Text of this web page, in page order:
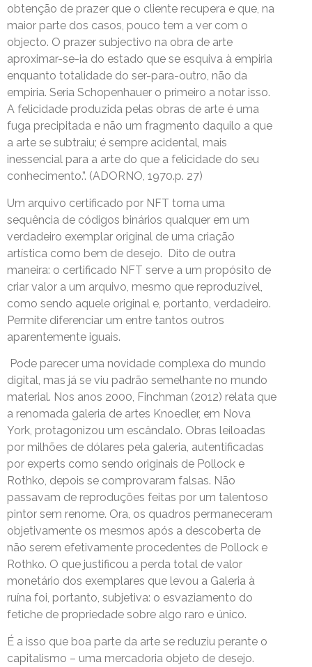
obtenção de prazer que o cliente recupera e que, na
maior parte dos casos, pouco tem a ver com o
objecto. O prazer subjectivo na obra de arte
aproximar-se-ia do estado que se esquiva à empiria
enquanto totalidade do ser-para-outro, não da
empiria. Seria Schopenhauer o primeiro a notar isso.
A felicidade produzida pelas obras de arte é uma
fuga precipitada e não um fragmento daquilo a que
a arte se subtraiu; é sempre acidental, mais
inessencial para a arte do que a felicidade do seu
conhecimento.”. (ADORNO, 1970.p. 27)
Um arquivo certificado por NFT torna uma
sequência de códigos binários qualquer em um
verdadeiro exemplar original de uma criação
artística como bem de desejo. Dito de outra
maneira: o certificado NFT serve a um propósito de
criar valor a um arquivo, mesmo que reproduzível,
como sendo aquele original e, portanto, verdadeiro.
Permite diferenciar um entre tantos outros
aparentemente iguais.
Pode parecer uma novidade complexa do mundo
digital, mas já se viu padrão semelhante no mundo
material. Nos anos 2000, Finchman (2012) relata que
a renomada galeria de artes Knoedler, em Nova
York, protagonizou um escândalo. Obras leiloadas
por milhões de dólares pela galeria, autentificadas
por experts como sendo originais de Pollock e
Rothko, depois se comprovaram falsas. Não
passavam de reproduções feitas por um talentoso
pintor sem renome. Ora, os quadros permaneceram
objetivamente os mesmos após a descoberta de
não serem efetivamente procedentes de Pollock e
Rothko. O que justificou a perda total de valor
monetário dos exemplares que levou a Galeria à
ruína foi, portanto, subjetiva: o esvaziamento do
fetiche de propriedade sobre algo raro e único.
É a isso que boa parte da arte se reduziu perante o
capitalismo – uma mercadoria objeto de desejo.